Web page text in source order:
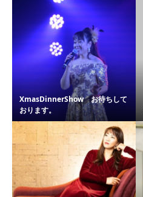
XmasDinnerShow お待ちして
おります。